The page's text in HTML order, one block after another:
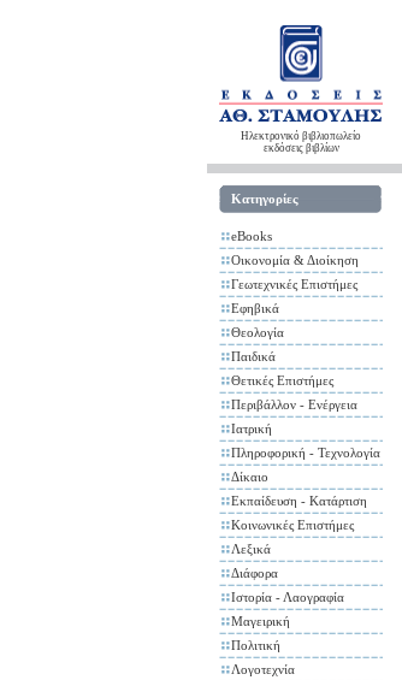
Ηλεκτρονικό βιβλιοπωλείο
εκδόσεις βιβλίων
Κατηγορίες
eBooks
Οικονομία & Διοίκηση
Γεωτεχνικές Επιστήμες
Εφηβικά
Θεολογία
Παιδικά
Θετικές Επιστήμες
Περιβάλλον - Ενέργεια
Ιατρική
Πληροφορική - Τεχνολογία
Δίκαιο
Εκπαίδευση - Κατάρτιση
Κοινωνικές Επιστήμες
Λεξικά
Διάφορα
Ιστορία - Λαογραφία
Μαγειρική
Πολιτική
Λογοτεχνία